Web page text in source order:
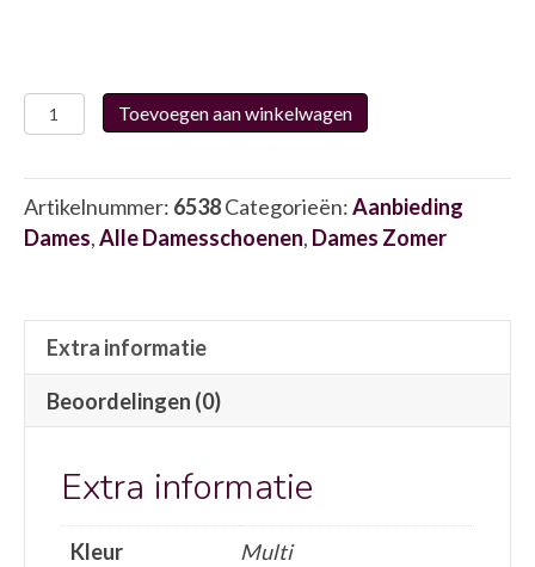
Waldläufer
717002
aantal
Toevoegen aan winkelwagen
Artikelnummer: 6538Categorieën:Aanbieding
Dames,Alle Damesschoenen, Dames Zomer
Extra informatie
Beoordelingen (0)
Extra informatie
Kleur
Multi